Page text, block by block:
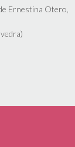
Ernestina Otero,